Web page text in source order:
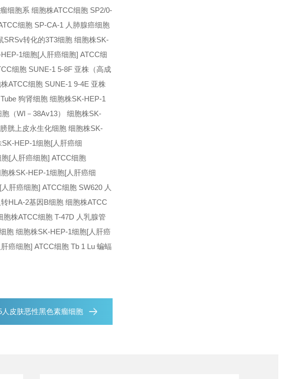
细胞系 细胞株ATCC细胞 SP2/0-
细胞 SP-CA-1 人肺腺癌细胞
SRSv转化的3T3细胞 细胞株SK-
1细胞[人肝癌细胞] ATCC细
细胞 SUNE-1 5-8F 亚株（高成
ATCC细胞 SUNE-1 9-4E 亚株
狗肾细胞 细胞株SK-HEP-1
（WI－38Av13） 细胞株SK-
胱上皮永生化细胞 细胞株SK-
SK-HEP-1细胞[人肝癌细
[人肝癌细胞] ATCC细胞
株SK-HEP-1细胞[人肝癌细
肝癌细胞] ATCC细胞 SW620 人
HLA-2基因B细胞 细胞株ATCC
胞株ATCC细胞 T-47D 人乳腺管
胞 细胞株SK-HEP-1细胞[人肝癌
癌细胞] ATCC细胞 Tb 1 Lu 蝙蝠
人皮肤恶性黑色素瘤细胞